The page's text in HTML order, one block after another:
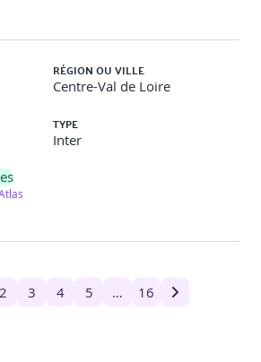
RÉGION OU VILLE
Centre-Val de Loire
TYPE
Inter
2 3 4 5 … 16